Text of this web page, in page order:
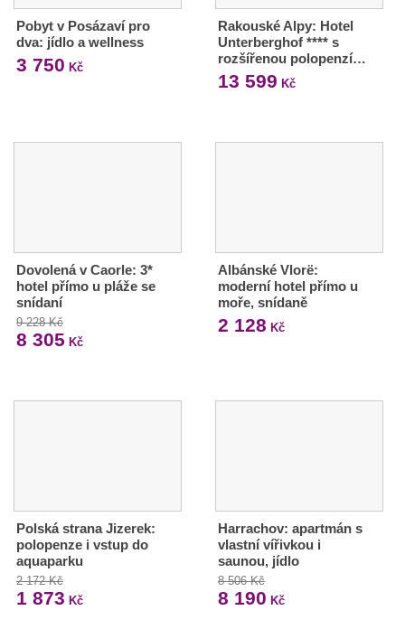
Pobyt v Posázaví pro
dva: jídlo a wellness
3 750 Kč
Rakouské Alpy: Hotel
Unterberghof **** s
rozšířenou polopenzí…
13 599 Kč
Dovolená v Caorle: 3*
hotel přímo u pláže se
snídaní
9 228 Kč
8 305 Kč
Albánské Vlorë:
moderní hotel přímo u
moře, snídaně
2 128 Kč
Polská strana Jizerek:
polopenze i vstup do
aquaparku
2 172 Kč
1 873 Kč
Harrachov: apartmán s
vlastní vířivkou i
saunou, jídlo
8 506 Kč
8 190 Kč